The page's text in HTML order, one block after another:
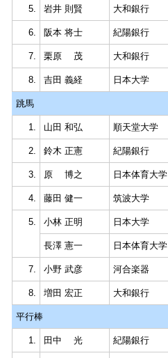
5. 岩井 則賢 大和銀行
6. 阪本 将士 紀陽銀行
7. 栗原 茂 大和銀行
8. 吉田 義経 日本大学
跳馬
1. 山田 和弘 順天堂大学
2. 鈴木 正憲 紀陽銀行
3. 原 博之 日本体育大学
4. 藤田 健一 筑波大学
5. 小林 正明 日本大学
長澤 憲一 日本体育大学
7. 小野 武彦 河合楽器
8. 増田 宏正 大和銀行
平行棒
1. 田中 光 紀陽銀行